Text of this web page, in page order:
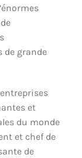
de grande
et
du monde
et chef de
de